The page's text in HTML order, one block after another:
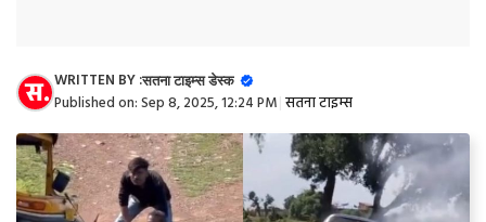
WRITTEN BY :सतना टाइम्स डेस्क
Published on:Sep 8, 2025, 12:24 PM सतना टाइम्स